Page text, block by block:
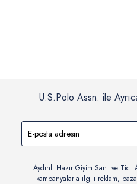
U.S.Polo Assn. ile
Aydınlı Hazır Giyim San. ve
kampanyalarla ilgili reklam,